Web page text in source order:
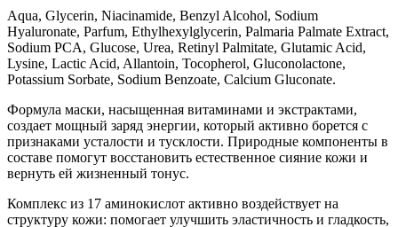
Aqua, Glycerin, Niacinamide, Benzyl Alcohol, Sodium
Hyaluronate, Parfum, Ethylhexylglycerin, Palmaria Palmate Extract,
Sodium PCA, Glucose, Urea, Retinyl Palmitate, Glutamic Acid,
Lysine, Lactic Acid, Allantoin, Tocopherol, Gluconolactone,
Potassium Sorbate, Sodium Benzoate, Calcium Gluconate.
Формула маски, насыщенная витаминами и экстрактами,
создает мощный заряд энергии, который активно борется с
признаками усталости и тусклости. Природные компоненты в
составе помогут восстановить естественное сияние кожи и
вернуть ей жизненный тонус.
Комплекс из 17 аминокислот активно воздействует на
структуру кожи: помогает улучшить эластичность и гладкость,